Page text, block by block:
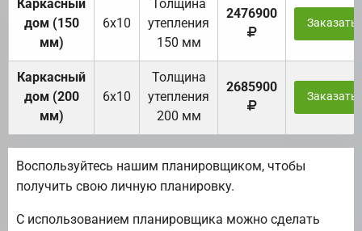
Каркасный
дом (150
мм)
6х10
Толщина
утепления
150 мм
2476900
Заказать
Каркасный
дом (200
мм)
6х10
Толщина
утепления
200 мм
2685900
Заказать
Воспользуйтесь нашим планировщиком, чтобы
получить свою личную планировку.
С использованием планировщика можно сделать